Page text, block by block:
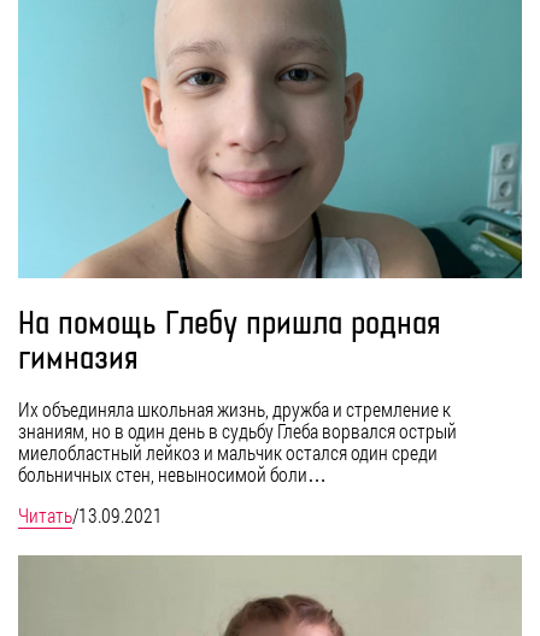
На помощь Глебу пришла родная
гимназия
Их объединяла школьная жизнь, дружба и стремление к
знаниям, но в один день в судьбу Глеба ворвался острый
миелобластный лейкоз и мальчик остался один среди
больничных стен, невыносимой боли…
Читать/13.09.2021